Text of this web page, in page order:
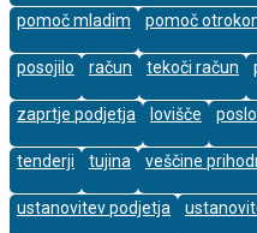
pomoč mladim pomoč
posojilo račun tekoči račun
zaprtje podjetja lovišče
tenderji tujina veščine
ustanovitev podjetja